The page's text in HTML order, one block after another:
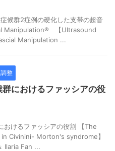
候群2症例の硬化した支帯の超音
Manipulation® 【Ultrasound
Manipulation ...
整
におけるファッシアの役
おけるファッシアの役割 【The
Civinini- Morton's syndrome】
Ilaria Fan ...